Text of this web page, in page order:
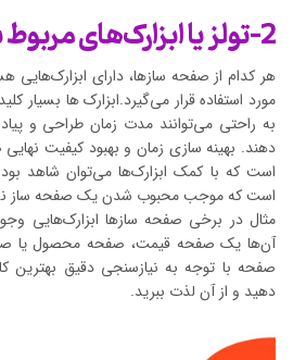
2-تولز یا ابزارک‌های مربوط به عناصر محتوا
هر کدام از صفحه سازها، دارای
مورد استفاده قرار می‌گیرد.ابزارک ها بسیار
به راحتی می‌توانند مدت زمان طراحی و
دهند. بهینه سازی زمان و بهبود کیفیت
است که با کمک ابزارک‌ها می‌توان شاهد
است که موجب محبوب شدن یک صفحه ساز
مثال در برخی صفحه سازها ابزارک‌هایی
آن‌ها یک صفحه قیمت، صفحه محصول یا
صفحه با توجه به نیازسنجی دقیق بهترین
دهید و از آن لذت ببرید.